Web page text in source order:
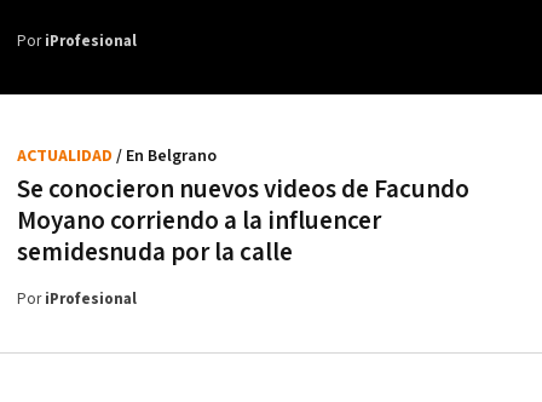
PoriProfesional
Se conocieron nuevos videos de Facundo
Moyano corriendo a la influencer
semidesnuda por la calle
ACTUALIDAD / En Belgrano
PoriProfesional